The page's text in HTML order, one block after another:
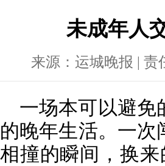
未成年人
来源：运城晚报 | 责
一场本可以避免
的晚年生活。一次
相撞的瞬间，换